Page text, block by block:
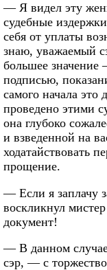
— Я видел эту
судебные
себя от уплаты
знаю, уважаемый
большее значение
подписью,
самого начала это
проведено этими
она глубоко
и взведенной на
ходатайствовать
прощение.
— Если я заплачу
воскликнул
документ!
— В данном
сэр, — с